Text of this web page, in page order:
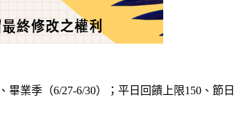
業季（6/27-6/30）；平日回饋上限150、節日